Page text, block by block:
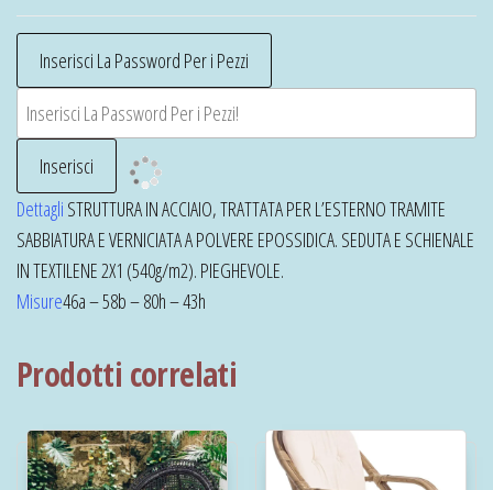
Dettagli STRUTTURA IN ACCIAIO, TRATTATA PER L’ESTERNO TRAMITE
SABBIATURA E VERNICIATA A POLVERE EPOSSIDICA. SEDUTA E SCHIENALE
IN TEXTILENE 2X1 (540g/m2). PIEGHEVOLE.
Misure46a – 58b – 80h – 43h
Prodotti correlati